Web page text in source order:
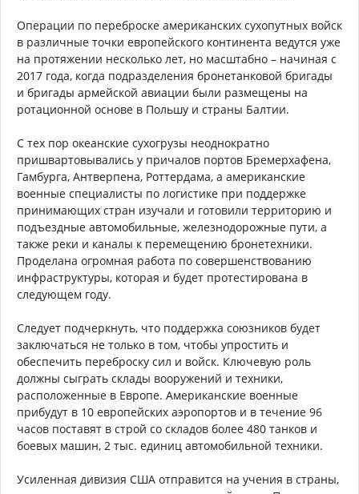
Операции по переброске американских сухопутных войск
в различные точки европейского континента ведутся уже
на протяжении несколько лет, но масштабно – начиная с
2017 года, когда подразделения бронетанковой бригады
и бригады армейской авиации были размещены на
ротационной основе в Польшу и страны Балтии.
С тех пор океанские сухогрузы неоднократно
пришвартовывались у причалов портов Бремерхафена,
Гамбурга, Антверпена, Роттердама, а американские
военные специалисты по логистике при поддержке
принимающих стран изучали и готовили территорию и
подъездные автомобильные, железнодорожные пути, а
также реки и каналы к перемещению бронетехники.
Проделана огромная работа по совершенствованию
инфраструктуры, которая и будет протестирована в
следующем году.
Следует подчеркнуть, что поддержка союзников будет
заключаться не только в том, чтобы упростить и
обеспечить переброску сил и войск. Ключевую роль
должны сыграть склады вооружений и техники,
расположенные в Европе. Американские военные
прибудут в 10 европейских аэропортов и в течение 96
часов поставят в строй со складов более 480 танков и
боевых машин, 2 тыс. единиц автомобильной техники.
Усиленная дивизия США отправится на учения в страны,